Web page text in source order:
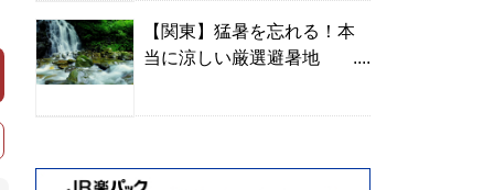
【関東】猛暑を忘れる！本
当に涼しい厳選避暑地